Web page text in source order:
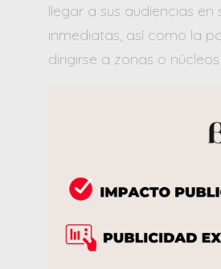
llegar a sus audiencias en
inmediatas, así como la
dirigirse a zonas o